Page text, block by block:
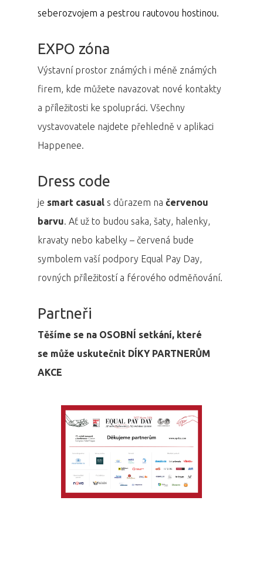
seberozvojem a pestrou rautovou hostinou.
EXPO zóna
Výstavní prostor známých i méně známých
firem, kde můžete navazovat nové kontakty
a příležitosti ke spolupráci. Všechny
vystavovatele najdete přehledně v aplikaci
Happenee.
Dress code
je smart casual s důrazem na červenou
barvu. Ať už to budou saka, šaty, halenky,
kravaty nebo kabelky – červená bude
symbolem vaší podpory Equal Pay Day,
rovných příležitostí a férového odměňování.
Partneři
Těšíme se na OSOBNÍ setkání, které
se může uskutečnit DÍKY PARTNERŮM
AKCE
PŘIHLÁŠENÍ
Program 27.3.
Osobnosti
Dopad
Partneři
Vstupenky